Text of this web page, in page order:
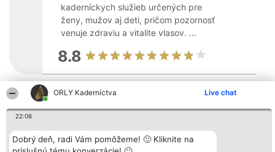
ORLY Kaderníctva Live chat
22:06
Dobrý deň, radi Vám pomôžeme! 🙂 Kliknite na
kaderníckych služieb určených pre
ženy, mužov aj deti, pričom pozornosť
venuje zdraviu a vitalite vlasov. ...
8.8
Organizátor hodnotenia
Bright Side Solutions sp. z o.
o. sp. k.
Wrocław 50-079
KRS 0000749100 | Regon
Laureáti
Laureatów
Podmienky
Kontakt